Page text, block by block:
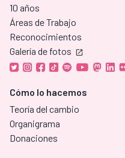
10 años
Áreas de Trabajo
Reconocimientos
Galería de fotos
Cómo lo hacemos
Teoría del cambio
Organigrama
Donaciones